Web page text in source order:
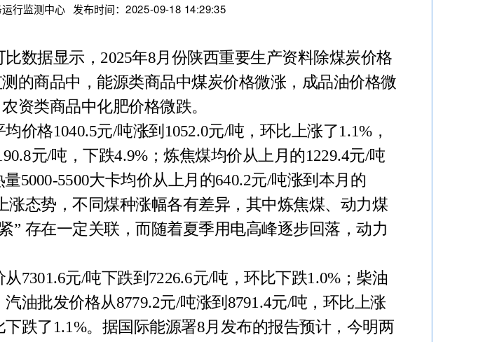
行监测中心 发布时间：2025-09-18 14:29:35
据显示，2025年8月份陕西重要生产资料除煤炭价格
的商品中，能源类商品中煤炭价格微涨，成品油价格微
资类商品中化肥价格微跌。
价格1040.5元/吨涨到1052.0元/吨，环比上涨了1.1%，
元/吨，下跌4.9%；炼焦煤均价从上月的1229.4元/吨
5000-5500大卡均价从上月的640.2元/吨涨到本月的
涨态势，不同煤种涨幅各有差异，其中炼焦煤、动力煤
” 存在一定关联，而随着夏季用电高峰逐步回落，动力
7301.6元/吨下跌到7226.6元/吨，环比下跌1.0%；柴油
油批发价格从8779.2元/吨涨到8791.4元/吨，环比上涨
跌了1.1%。据国际能源署8月发布的报告预计，今明两